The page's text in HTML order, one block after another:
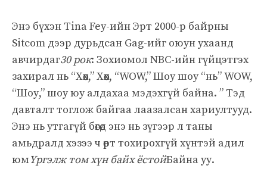
Энэ бүхэн Tina Fey-ийн Эрт 2000-р байрны
Sitcom дээр дурьдсан Gag-ийг оюун ухаанд
авчирдаг30 рок: Зохиомол NBC-ийн гүйцэтгэх
захирал нь “Хөөх,” Хөөх, “WOW,” Шоу шоу “нь” WOW,
“Шоу,” шоу юу алдахаа мэдэхгүй байна. ” Тэд
давталт тоглож байгаа лаазалсан хариултууд.
Энэ нь утгагүй бөгөөд энэ нь зүгээр л таны
амьдралд хэзээ ч өөрт тохирохгүй хүнтэй адил
юмҮргэлж том хүн байх ёстойБайна уу.